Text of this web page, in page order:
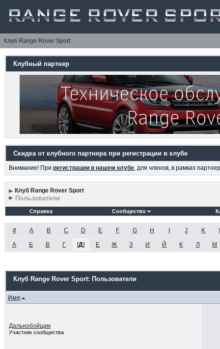
Клуб Range Rover Sport
Клубный партнер
Скидка от клубного партнера при регистрации в клубе
Внимание! При регистрации в нашем клубе, для членов, в рамках
Клуб Range Rover Sport
Пользователи
Справка Сообщество
# A B C D E F G H J K
А Б В Г [Д] Е Ж З И Й К Л М
Клуб Range Rover Sport: Пользователи
Имя
Дальнобойщик
Участник сообщества